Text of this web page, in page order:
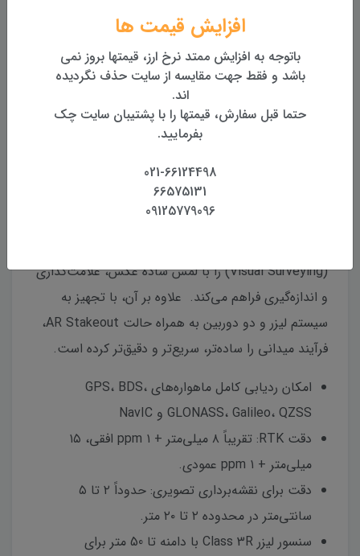
نقد و بررسی مشخصات دیدگاه‌ها
Horus ترکیبی از یک گیرنده GNSS پیشرفته با سیستم
تصویربرداری HD و سنسور لیزری است. این دستگاه با
(Visual Surveying) را با لمس ساده عکس، علامت‌گذاری
و اندازه‌گیری فراهم می‌کند. علاوه بر آن، با تجهیز به
سیستم لیزر و دو دوربین به همراه حالت AR Stakeout،
فرآیند میدانی را ساده‌تر، سریع‌تر و دقیق‌تر کرده است.
امکان ردیابی کامل ماهواره‌های GPS، BDS،
GLONASS، Galileo، QZSS و NavIC
دقت RTK: تقریباً ۸ میلی‌متر + ۱ ppm افقی، ۱۵
میلی‌متر + ۱ ppm عمودی.
دقت برای نقشه‌برداری تصویری: حدوداً ۲ تا ۵
سانتی‌متر در محدوده ۲ تا ۲۰ متر.
سنسور لیزر Class 3R با دامنه تا 50 متر برای
افزایش قیمت ها
باتوجه به افزایش ممتد نرخ ارز، قیمتها بروز نمی
باشد و فقط جهت مقایسه از سایت حذف نگردیده
اند.
حتما قبل سفارش، قیمتها را با پشتیبان سایت چک
بفرمایید.
021-66124498
66575131
09125779096